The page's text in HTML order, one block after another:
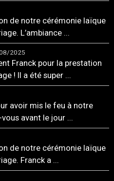
de notre cérémonie laïque
L’ambiance ...
2025
Franck pour la prestation
! Il a été super ...
avoir mis le feu à notre
avant le jour ...
de notre cérémonie laïque
Franck a ...